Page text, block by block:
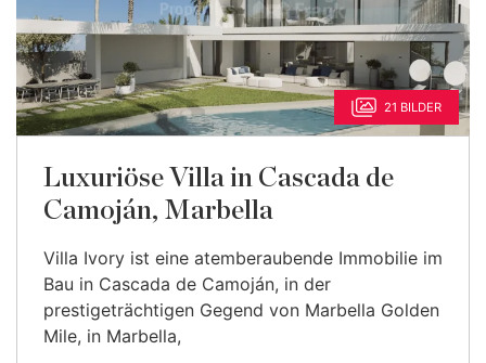
21 BILDER
Luxuriöse Villa in Cascada de
Camoján, Marbella
Villa Ivory ist eine atemberaubende Immobilie im
Bau in Cascada de Camoján, in der
prestigeträchtigen Gegend von Marbella Golden
Mile, in Marbella,